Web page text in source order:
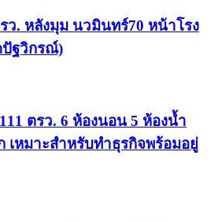
ว. หลังมุม นวมินทร์70 หน้าโรง
ปัฐวิกรณ์)
ตรว. 6 ห้องนอน 5 ห้องน้ำ
เหมาะสำหรับทำธุรกิจพร้อมอยู่